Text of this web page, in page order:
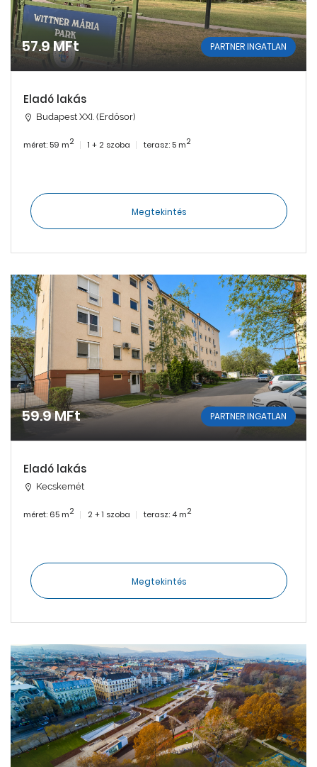
57.9 MFt PARTNER INGATLAN
Eladó lakás
Budapest XXI. (Erdősor)
méret: 59 m2 1 + 2 szoba terasz: 5 m2
Megtekintés
59.9 MFt PARTNER INGATLAN
Eladó lakás
Kecskemét
méret: 65 m2 2 + 1 szoba terasz: 4 m2
Megtekintés